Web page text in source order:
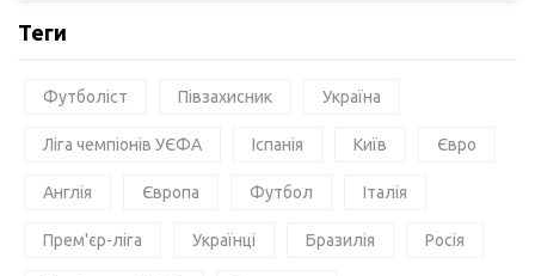
Теги
Футболіст Півзахисник Україна
Ліга чемпіонів УЄФА Іспанія Київ Євро
Англія Європа Футбол Італія
Прем'єр-ліга Українці Бразилія Росія